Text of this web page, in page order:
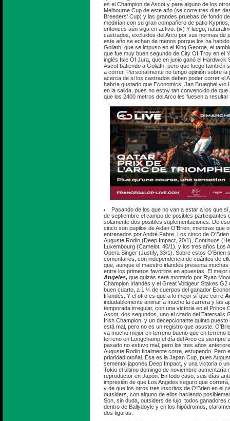
es el Champion de Ascot y para alguno de los
Melbourne Cup de este año (se corre tres días
Breeders’ Cup) y las grandes pruebas de fondo
medirían con su gran compañero de patio
entonces aún siga en activo. (iv) Y luego,
castrados, excluidos del Arco por sus normas de
este año se echan de menos porque los ha
Goliath, que se impuso en el King George, el
que fue muy buen segundo de City Of Troy en el
inglés Isle Of Jura, que en junio ganó el Hardwick
Ascot batiendo a Goliath, pero que luego también
a correr. Personalmente no tengo opinión sobre la
acerca de si los castrados deben poder correr el
habría gustado que Economics, Jan Brueghel y/o
en la salida, pues no estoy tan convencido de
que los 2400 metros del Arco les fuesen a
Pasando de los que no van a estar a los que
de septiembre el campo de posibles participantes
solamente dos posibles suplementaciones. De
cinco son pupilos de Aidan O’Brien, mientras que
entrenados por André Fabre. Los cinco de
Auguste Rodin (Deep Impact, 20/1), Continuos
Luxembourg (Camelot, 40/1), y los tres años Los
Opera Singer (Justify, 33/1). Sobre estos O’Brien
comentarios, con independencia de cuántos de
que, aunque el maestro irlandés presenta
entre los primeros favoritos en apuestas. El
Angeles, que quizás será montado por Ryan
Champion Irlandés y el Great Voltigeur Stakes G2
buen cuarto, a 1 ¼ de cuerpos del ganador
Irlandés. Y el otro es que a lo mejor sí que corre
indudablemente animaría mucho la carrera y las
temporada irregular, con una victoria en el Prince
Ascot, dos segundos, uno el citado del Tatersalls
Irish Champion, y un decepcionante quinto puesto
está mal, pero no es un registro que asuste.
va mucho mejor en terreno bueno que en terreno
terreno en Longchamp el día del Arco es siempre
pasado no estuvo mal, pero los tres años
Auguste Rodin finalmente corre, estupendo. Pero
prioridad otoñal. Esa es la Japan Cup, pues
semental japonés Deep Impact, y una victoria o
Tokio el último domingo de noviembre aumentaría
reproductor en Japón. En todo caso, seis días
impresión de que Los Angeles seguro que
y de que los otros tres inscritos de O’Brien en el
outsiders, con alguno de ellos haciendo
Son, sin duda, outsiders de lujo, todos ganadores
dentro de Ballydoyle y en los hipódromos,
dos figuras.